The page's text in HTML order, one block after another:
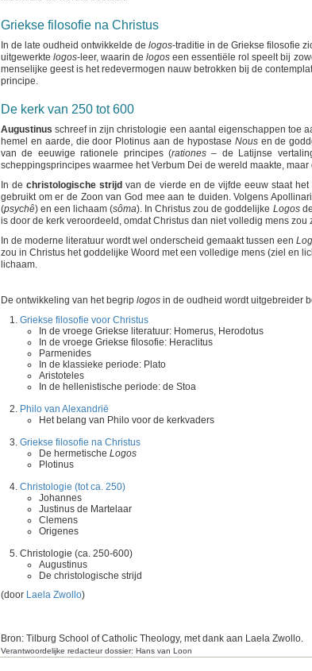
Verantwoordelijke redacteur dossier: Hans van Loon
Griekse filosofie na Christus
In de late oudheid ontwikkelde delogos-traditie in de Griekse filosofie
uitgewerktelogos-leer, waarin delogos een essentiële rol speelt bij
menselijke geest is het redevermogen nauw betrokken bij de
principe.
De kerk van 250 tot 600
Augustinusschreef in zijn christologie een aantal eigenschappen toe
hemel en aarde, die door Plotinus aan de hypostase Nous ende
van de eeuwige rationele principes (rationes– de Latijnse
scheppingsprincipes waarmee het Verbum Dei de wereld maakte,
In dechristologische strijd van de vierde en de vijfde eeuw staat
gebruikt om er de Zoon van God mee aan te duiden. Volgens
(psychê) en een lichaam (sôma). In Christus zou de goddelijke Logos
is door de kerk veroordeeld, omdat Christus dan niet volledig mens zou
In de moderne literatuur wordt wel onderscheid gemaakt tussen een
zou in Christus het goddelijke Woord met een volledige mens (ziel en
lichaam.
De ontwikkeling van het begrip logos in de oudheid wordt uitgebreider
Griekse filosofie voor Christus
In de vroege Griekse literatuur: Homerus, Herodotus
In de vroege Griekse filosofie: Heraclitus
Parmenides
In de klassieke periode: Plato
Aristoteles
In de hellenistische periode: de Stoa
Philo van Alexandrië
Het belang van Philo voor de kerkvaders
Griekse filosofie na Christus
De hermetische Logos
Plotinus
Christologie (tot ca. 250)
Johannes
Justinus de Martelaar
Clemens
Origenes
Christologie (ca. 250-600)
Augustinus
De christologische strijd
(door Laela Zwollo)
Bron: Tilburg School of Catholic Theology, met dank aan Laela Zwollo.